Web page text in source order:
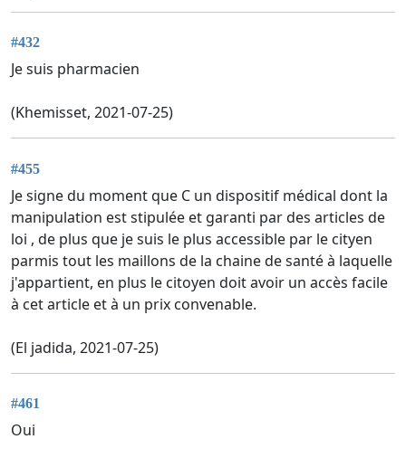
#432
Je suis pharmacien
(Khemisset, 2021-07-25)
#455
Je signe du moment que C un dispositif médical dont la
manipulation est stipulée et garanti par des articles de
loi , de plus que je suis le plus accessible par le cityen
parmis tout les maillons de la chaine de santé à laquelle
j'appartient, en plus le citoyen doit avoir un accès facile
à cet article et à un prix convenable.
(El jadida, 2021-07-25)
#461
Oui